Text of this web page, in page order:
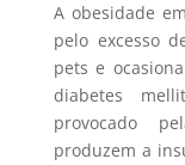
A obesidade
pelo excesso
pets e
diabetes
provocado
produzem a